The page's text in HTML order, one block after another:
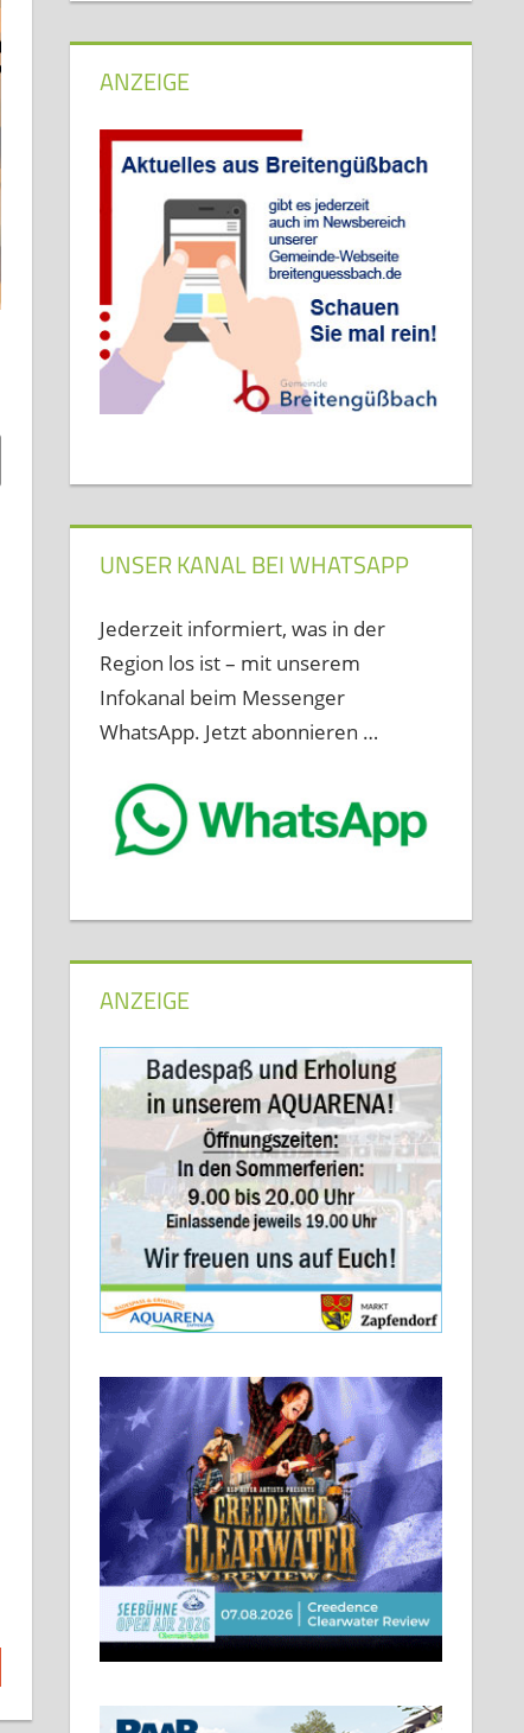
ANZEIGE
UNSER KANAL BEI WHATSAPP
Jederzeit informiert, was in der
Region los ist – mit unserem
Infokanal beim Messenger
WhatsApp. Jetzt abonnieren …
ANZEIGE